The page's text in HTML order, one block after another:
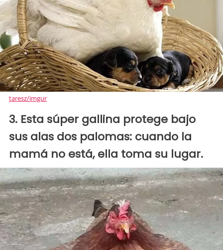
taresz/imgur
3. Esta súper gallina protege bajo
sus alas dos palomas: cuando la
mamá no está, ella toma su lugar.